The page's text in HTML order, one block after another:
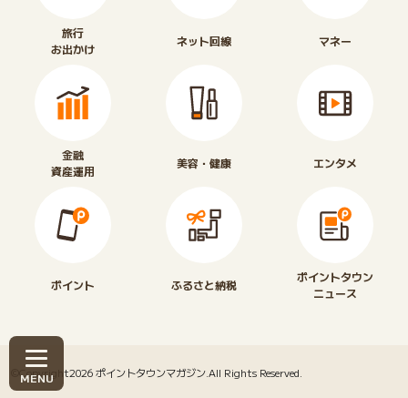
旅行
お出かけ
ネット回線 マネー
金融
資産運用
美容・健康 エンタメ
ポイント ふるさと納税
ポイントタウン
ニュース
©Copyright2026ポイントタウンマガジン.All Rights Reserved.